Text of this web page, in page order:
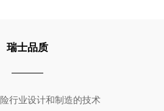
瑞士品质
行业设计和制造的技术